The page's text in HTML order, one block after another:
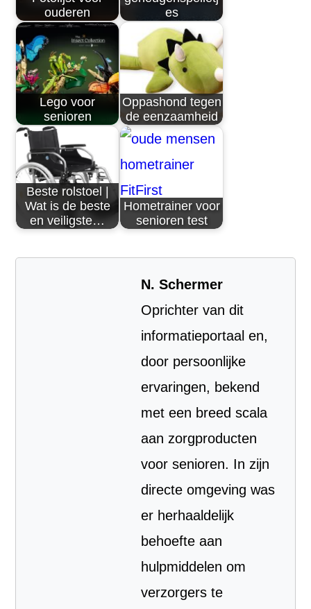
ouderen
es
Lego voor
senioren
Oppashond tegen
de eenzaamheid
Beste rolstoel |
Wat is de beste
en veiligste…
Hometrainer voor
senioren test
N. Schermer
Oprichter van dit
informatieportaal en,
door persoonlijke
ervaringen, bekend
met een breed scala
aan zorgproducten
voor senioren. In zijn
directe omgeving was
er herhaaldelijk
behoefte aan
hulpmiddelen om
verzorgers te